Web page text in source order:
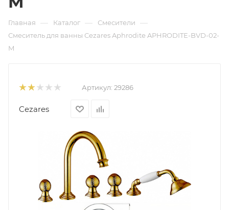
Главная — Каталог — Смесители —
Смеситель для ванны Cezares Aphrodite APHRODITE-BVD-02-
M
Артикул: 29286
Cezares